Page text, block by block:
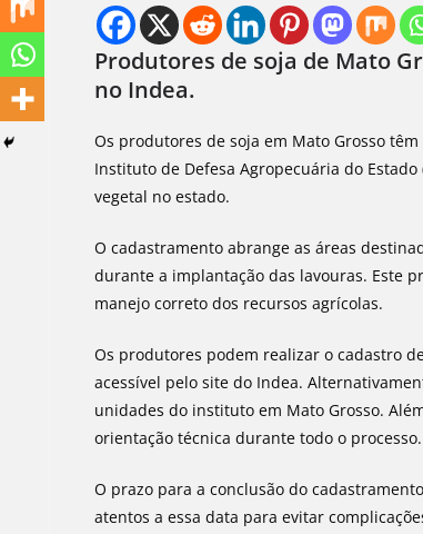
Produtores de soja de Mato
no Indea.
Os produtores de soja em Mato Grosso
Instituto de Defesa Agropecuária do
vegetal no estado.
O cadastramento abrange as áreas
durante a implantação das lavouras. Este
manejo correto dos recursos agrícolas.
Os produtores podem realizar o cadastro
acessível pelo site do Indea.
unidades do instituto em Mato Grosso.
orientação técnica durante todo o processo.
O prazo para a conclusão do
atentos a essa data para evitar